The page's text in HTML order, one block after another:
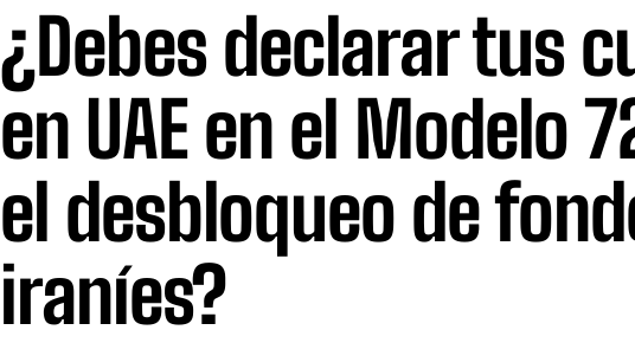
¿Debes declarar tus
en UAE en el Modelo
el desbloqueo de
iraníes?